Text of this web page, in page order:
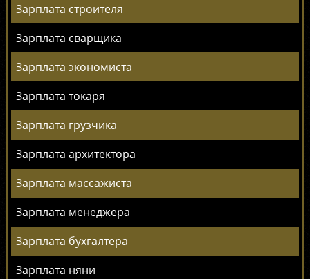
Зарплата строителя
Зарплата сварщика
Зарплата экономиста
Зарплата токаря
Зарплата грузчика
Зарплата архитектора
Зарплата массажиста
Зарплата менеджера
Зарплата бухгалтера
Зарплата няни